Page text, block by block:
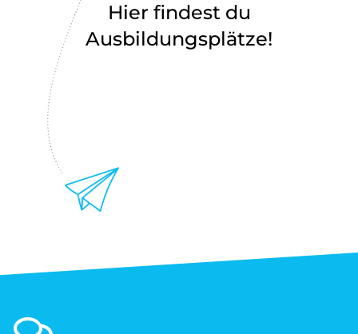
Hier findest du
Ausbildungsplätze!